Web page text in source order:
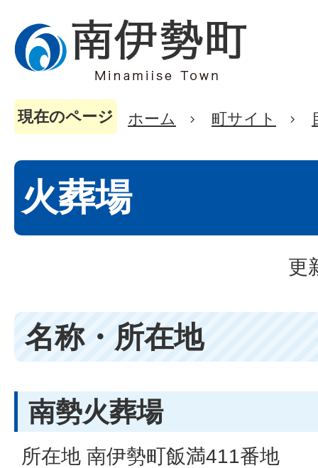
現在のページ ホーム 町サイト
火葬場
更
名称・所在地
南勢火葬場
所在地 南伊勢町飯満411番地